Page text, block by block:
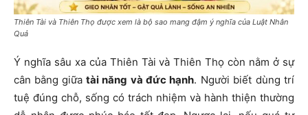
Thiên Tài và Thiên Thọ được xem là bộ sao mang đậm ý nghĩa của Luật Nhân
Quả
Ý nghĩa sâu xa của Thiên Tài và Thiên Thọ còn nằm ở sự
cân bằng giữa tài năng và đức hạnh. Người biết dùng trí
tuệ đúng chỗ, sống có trách nhiệm và hành thiện thường